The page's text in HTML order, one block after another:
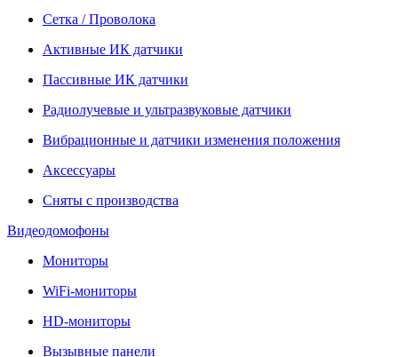
Сетка / Проволока
Активные ИК датчики
Пассивные ИК датчики
Радиолучевые и ультразвуковые датчики
Вибрационные и датчики изменения положения
Аксессуары
Сняты с производства
Видеодомофоны
Мониторы
WiFi-мониторы
HD-мониторы
Вызывные панели